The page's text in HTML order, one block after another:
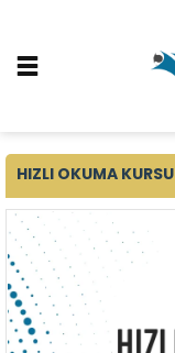
HIZLI OKUMA